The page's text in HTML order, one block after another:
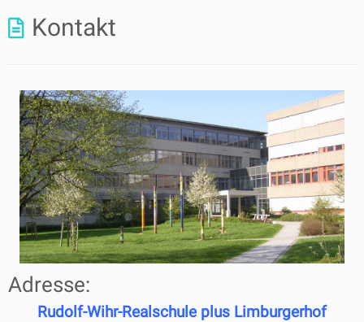
Kontakt
Adresse:
Rudolf-Wihr-Realschule plus Limburgerhof